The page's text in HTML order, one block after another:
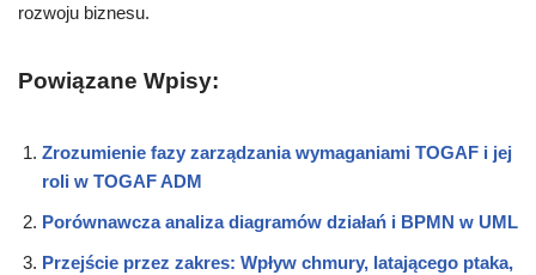
rozwoju biznesu.
Powiązane Wpisy:
Zrozumienie fazy zarządzania wymaganiami TOGAF i jej
roli w TOGAF ADM
Porównawcza analiza diagramów działań i BPMN w UML
Przejście przez zakres: Wpływ chmury, latającego ptaka,